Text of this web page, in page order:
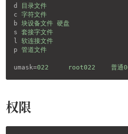
d
目录文件
c 字符文件
b 块设备文件 硬盘
s 套接字文件
l
软连接文件
p 管道文件
umask=022     root022    普通
权限